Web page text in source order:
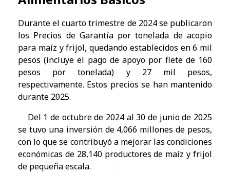
Durante el cuarto trimestre de 2024 se publicaron
los Precios de Garantía por tonelada de acopio
para maíz y frijol, quedando establecidos en 6 mil
pesos (incluye el pago de apoyo por flete de 160
pesos por tonelada) y 27 mil pesos,
respectivamente. Estos precios se han mantenido
durante 2025.
Del 1 de octubre de 2024 al 30 de junio de 2025
se tuvo una inversión de 4,066 millones de pesos,
con lo que se contribuyó a mejorar las condiciones
económicas de 28,140 productores de maíz y frijol
de pequeña escala.